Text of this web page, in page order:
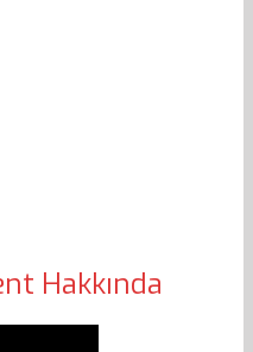
Hakkında